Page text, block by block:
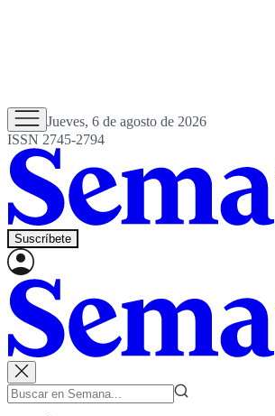
Jueves, 6 de agosto de 2026
ISSN 2745-2794
Suscríbete